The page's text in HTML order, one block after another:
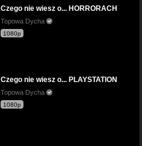
Czego nie wiesz o... HORRORACH
Topowa Dycha
1080p
Czego nie wiesz o... PLAYSTATION
Topowa Dycha
1080p